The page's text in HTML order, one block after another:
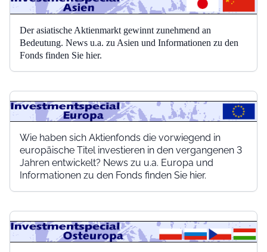
Der asiatische Aktienmarkt gewinnt zunehmend an
Bedeutung. News u.a. zu Asien und Informationen zu den
Fonds finden Sie hier.
Wie haben sich Aktienfonds die vorwiegend in
europäische Titel investieren in den vergangenen 3
Jahren entwickelt? News zu u.a. Europa und
Informationen zu den Fonds finden Sie hier.